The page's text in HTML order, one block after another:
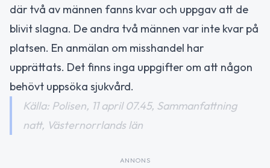
där två av männen fanns kvar och uppgav att de
blivit slagna. De andra två männen var inte kvar på
platsen. En anmälan om misshandel har
upprättats. Det finns inga uppgifter om att någon
behövt uppsöka sjukvård.
Källa: Polisen, 11 april 07.45, Sammanfattning
natt, Västernorrlands län
ANNONS